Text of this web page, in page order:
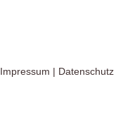
Impressum | Datenschutz